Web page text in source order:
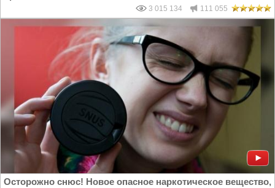
3 015 134 111 055
Осторожно снюс! Новое опасное наркотическое вещество,